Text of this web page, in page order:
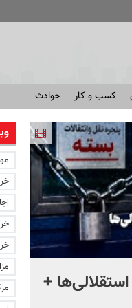
کسب و کار حوادث
+